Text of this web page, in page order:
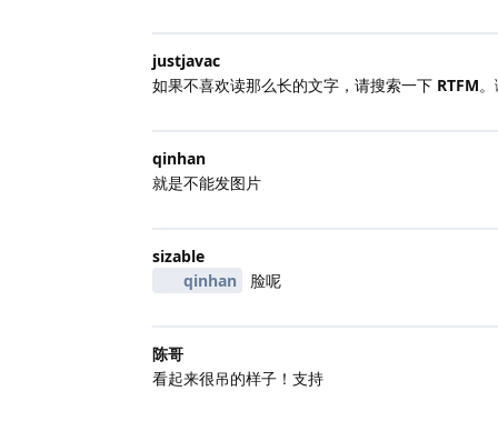
justjavac
如果不喜欢读那么长的文字，请搜索一下 RTFM
qinhan
就是不能发图片
sizable
qinhan
脸呢
陈哥
看起来很吊的样子！支持